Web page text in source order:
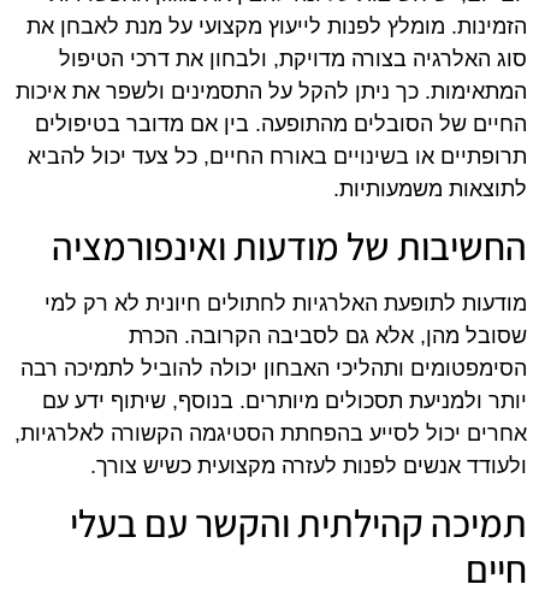
הזמינות. מומלץ לפנות לייעוץ מקצועי על מנת לאבחן את
סוג האלרגיה בצורה מדויקת, ולבחון את דרכי הטיפול
המתאימות. כך ניתן להקל על התסמינים ולשפר את איכות
החיים של הסובלים מהתופעה. בין אם מדובר בטיפולים
תרופתיים או בשינויים באורח החיים, כל צעד יכול להביא
לתוצאות משמעותיות.
החשיבות של מודעות ואינפורמציה
מודעות לתופעת האלרגיות לחתולים חיונית לא רק למי
שסובל מהן, אלא גם לסביבה הקרובה. הכרת
הסימפטומים ותהליכי האבחון יכולה להוביל לתמיכה רבה
יותר ולמניעת תסכולים מיותרים. בנוסף, שיתוף ידע עם
אחרים יכול לסייע בהפחתת הסטיגמה הקשורה לאלרגיות,
ולעודד אנשים לפנות לעזרה מקצועית כשיש צורך.
תמיכה קהילתית והקשר עם בעלי
חיים